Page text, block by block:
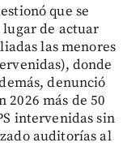
que se
de actuar
las menores
donde
denunció
2026 más de 50
intervenidas sin
auditorías al